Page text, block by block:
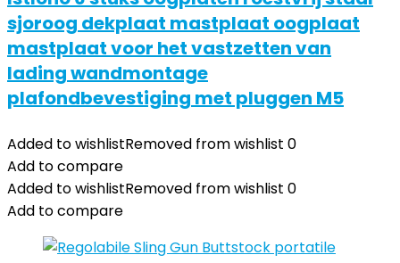
sjoroog dekplaat mastplaat oogplaat
mastplaat voor het vastzetten van
lading wandmontage
plafondbevestiging met pluggen M5
Added to wishlistRemoved from wishlist 0
Add to compare
Added to wishlistRemoved from wishlist 0
Add to compare